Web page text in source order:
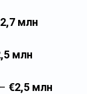
млн
млн
€2,5 млн